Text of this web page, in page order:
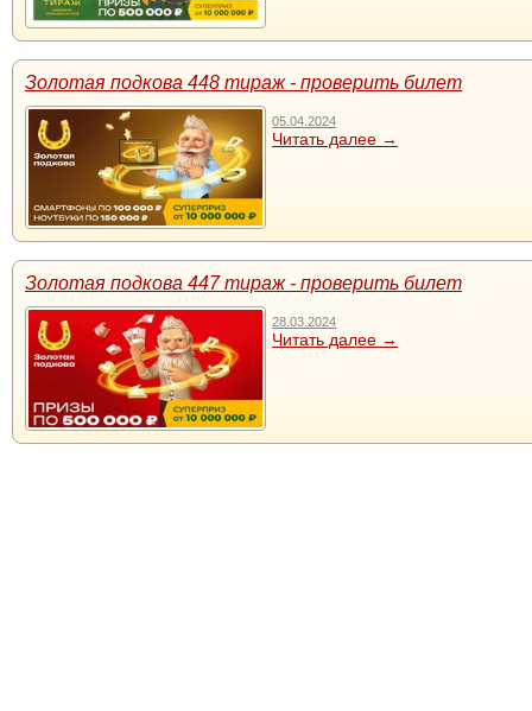
Золотая подкова 448 тираж - проверить билет
05.04.2024
Читать далее →
Золотая подкова 447 тираж - проверить билет
28.03.2024
Читать далее →